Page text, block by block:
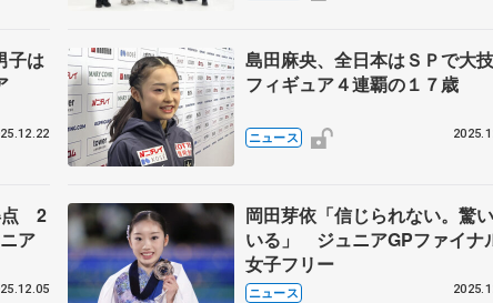
子は
島田麻央、全日本はＳＰで大
フィギュア４連覇の１７歳
ニュース
点 2
ア
岡田芽依「信じられない。驚
いる」 ジュニアGPファイナ
女子フリー
ニュース